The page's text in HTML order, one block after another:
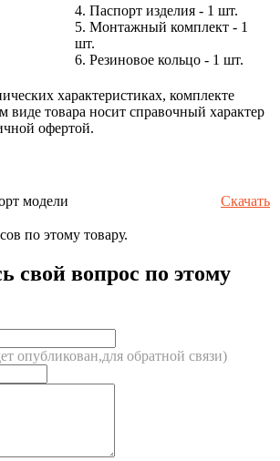
4. Паспорт изделия - 1 шт.
5. Монтажный комплект - 1
шт.
6. Резиновое кольцо - 1 шт.
характеристиках, комплекте
виде товара носит справочный характер
офертой.
модели Скачать
по этому товару.
свой вопрос по этому
опубликован,для обратной связи)